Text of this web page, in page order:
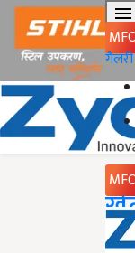
गैलरी
Home